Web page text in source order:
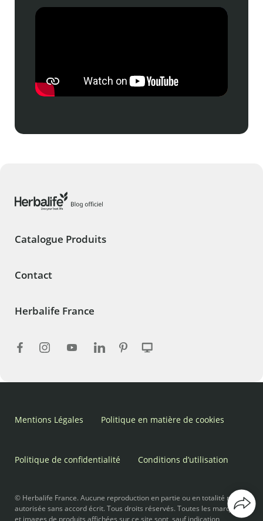
Catalogue Produits
Contact
Herbalife France
Mentions Légales Politique en matière de cookies
Politique de confidentialité Conditions d’utilisation
© Herbalife France. Aucune reproduction en partie ou en totalité n’est
autorisée sans accord écrit. Tous droits réservés. Toutes les marques
et images de produits affichées sur ce site sont, sauf indication